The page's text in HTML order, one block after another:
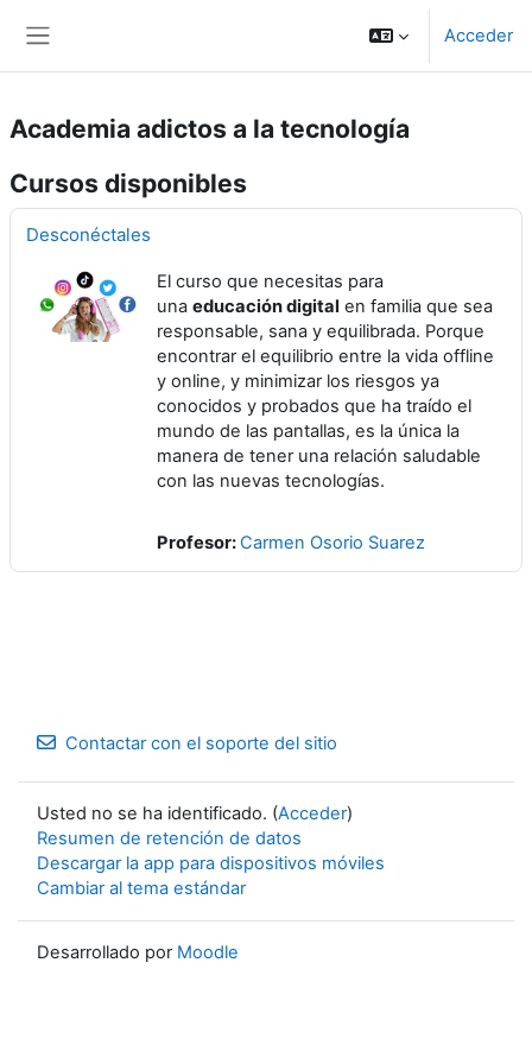
Acceder
Academia adictos a la tecnología
Cursos disponibles
Desconéctales
El curso que necesitas para
una educación digital en familia que sea
responsable, sana y equilibrada. Porque
encontrar el equilibrio entre la vida offline
y online, y minimizar los riesgos ya
conocidos y probados que ha traído el
mundo de las pantallas, es la única la
manera de tener una relación saludable
con las nuevas tecnologías.
Profesor:Carmen Osorio Suarez
Contactar con el soporte del sitio
Usted no se ha identificado. (Acceder)
Resumen de retención de datos
Descargar la app para dispositivos móviles
Cambiar al tema estándar
Desarrollado por Moodle